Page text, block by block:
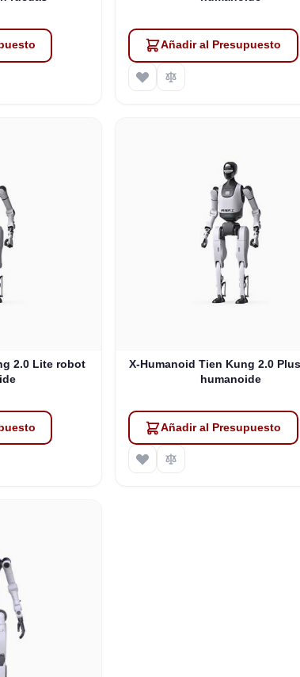
Añadir al Presupuesto
2.0 Lite robot
X-Humanoid Tien Kung 2.0
humanoide
Añadir al Presupuesto